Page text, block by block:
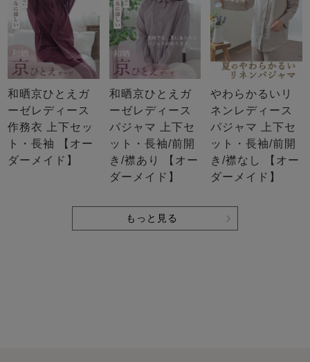
和晒京ひとえガ
ーゼレディース
作務衣 上下セッ
ト・長袖 【オー
ダーメイド】
和晒京ひとえガ
ーゼレディース
パジャマ 上下セ
ット・長袖/前開
き/襟あり 【オー
ダーメイド】
やわらかるいリ
ネンレディース
パジャマ 上下セ
ット・長袖/前開
き/襟なし 【オー
ダーメイド】
もっと見る